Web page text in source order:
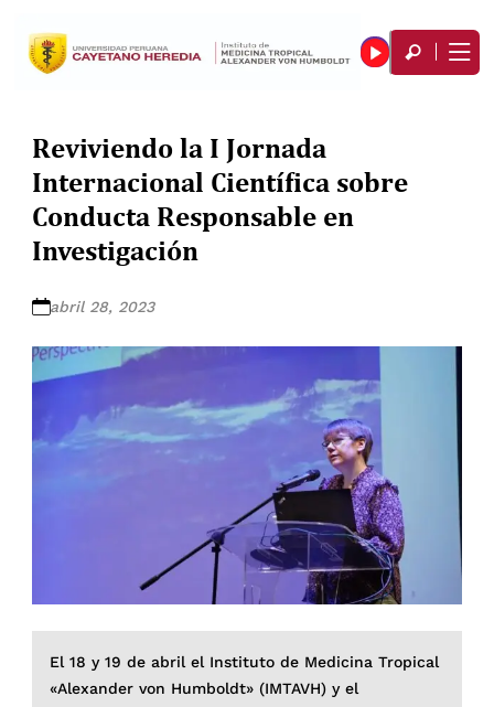
Reviviendo la I Jornada
Internacional Científica sobre
Conducta Responsable en
Investigación
abril 28, 2023
El 18 y 19 de abril el Instituto de Medicina Tropical
«Alexander von Humboldt» (IMTAVH) y el